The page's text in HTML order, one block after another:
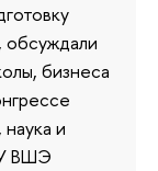
обсуждали
бизнеса
и
ВШЭ